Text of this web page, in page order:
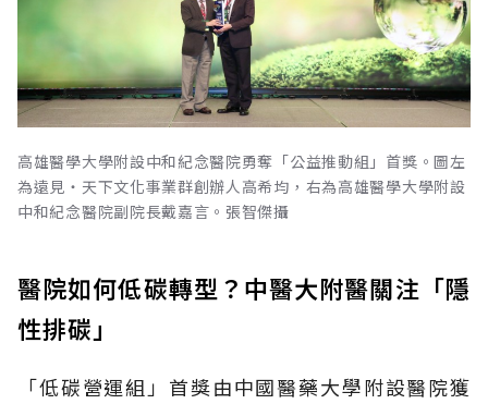
高雄醫學大學附設中和紀念醫院勇奪「公益推動組」首獎。圖左
為遠見‧天下文化事業群創辦人高希均，右為高雄醫學大學附設
中和紀念醫院副院長戴嘉言。張智傑攝
醫院如何低碳轉型？中醫大附醫關注「隱
性排碳」
「低碳營運組」首獎由中國醫藥大學附設醫院獲